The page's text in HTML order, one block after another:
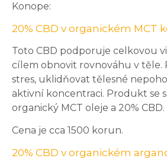
Konope:
20% CBD v organickém MCT
Toto CBD podporuje celkovou
cílem obnovit rovnováhu v těle.
stres, uklidňovat tělesné
aktivní koncentraci. Produkt se
organický MCT oleje a 20% CBD.
Cena je cca 1500 korun.
20% CBD v organickém